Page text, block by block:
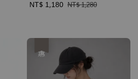
Sale
NT$ 1,180 Regular
NT$ 1,280